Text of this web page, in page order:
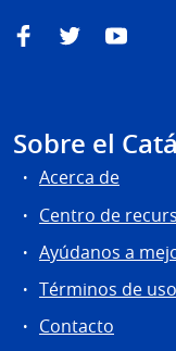
FacebookTwitterYouTube
Sobre el
Acerca de
Centro de
Ayúdanos a
Términos de uso
Contacto